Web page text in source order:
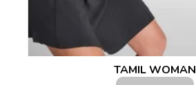
TAMIL WOMAN